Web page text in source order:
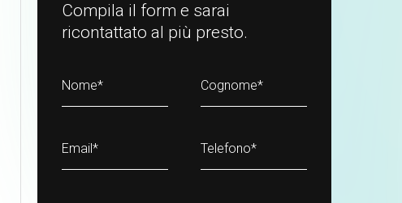
Compila il form e sarai
ricontattato al più presto.
Nome* Cognome*
Email* Telefono*